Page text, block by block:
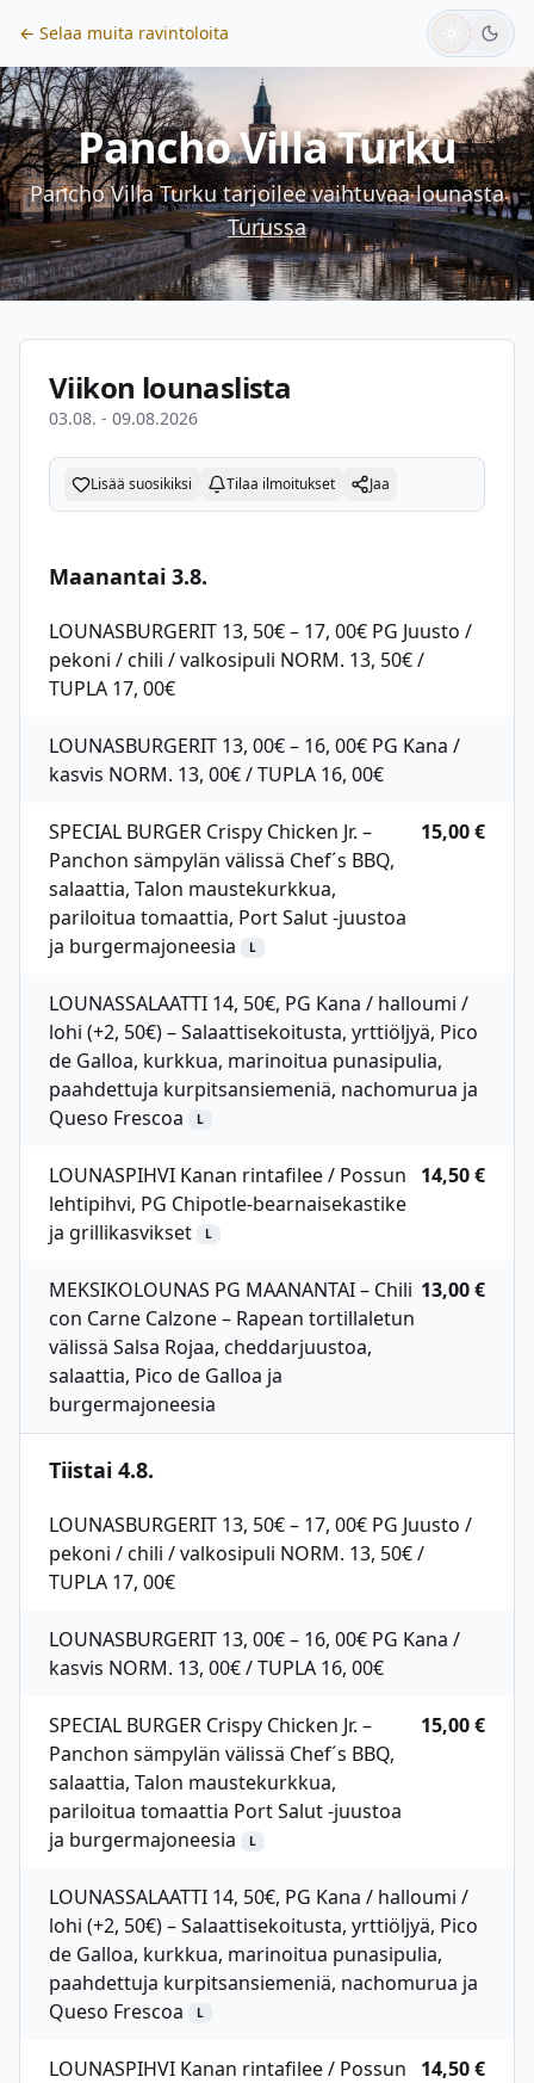
← Selaa muita ravintoloita
Pancho Villa Turku
Pancho Villa Turkutarjoilee vaihtuvaa lounasta
Turussa
Viikon lounaslista
03.08. - 09.08.2026
Lisää suosikiksi Tilaa ilmoitukset Jaa
Maanantai 3.8.
LOUNASBURGERIT 13, 50€ – 17, 00€ PG Juusto /
pekoni / chili / valkosipuli NORM. 13, 50€ /
TUPLA 17, 00€
LOUNASBURGERIT 13, 00€ – 16, 00€ PG Kana /
kasvis NORM. 13, 00€ / TUPLA 16, 00€
SPECIAL BURGER Crispy Chicken Jr. –
Panchon sämpylän välissä Chef´s BBQ,
salaattia, Talon maustekurkkua,
pariloitua tomaattia, Port Salut -juustoa
ja burgermajoneesia
L
15,00 €
LOUNASSALAATTI 14, 50€, PG Kana / halloumi /
lohi (+2, 50€) – Salaattisekoitusta, yrttiöljyä, Pico
de Galloa, kurkkua, marinoitua punasipulia,
paahdettuja kurpitsansiemeniä, nachomurua ja
Queso Frescoa
L
LOUNASPIHVI Kanan rintafilee / Possun
lehtipihvi, PG Chipotle-bearnaisekastike
ja grillikasvikset
L
14,50 €
MEKSIKOLOUNAS PG MAANANTAI – Chili
con Carne Calzone – Rapean tortillaletun
välissä Salsa Rojaa, cheddarjuustoa,
salaattia, Pico de Galloa ja
burgermajoneesia
13,00 €
Tiistai 4.8.
LOUNASBURGERIT 13, 50€ – 17, 00€ PG Juusto /
pekoni / chili / valkosipuli NORM. 13, 50€ /
TUPLA 17, 00€
LOUNASBURGERIT 13, 00€ – 16, 00€ PG Kana /
kasvis NORM. 13, 00€ / TUPLA 16, 00€
SPECIAL BURGER Crispy Chicken Jr. –
Panchon sämpylän välissä Chef´s BBQ,
salaattia, Talon maustekurkkua,
pariloitua tomaattia Port Salut -juustoa
ja burgermajoneesia
L
15,00 €
LOUNASSALAATTI 14, 50€, PG Kana / halloumi /
lohi (+2, 50€) – Salaattisekoitusta, yrttiöljyä, Pico
de Galloa, kurkkua, marinoitua punasipulia,
paahdettuja kurpitsansiemeniä, nachomurua ja
Queso Frescoa
L
LOUNASPIHVI Kanan rintafilee / Possun
14,50 €